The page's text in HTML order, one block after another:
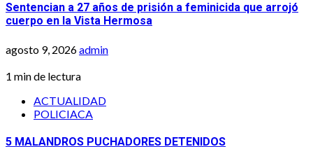
Sentencian a 27 años de prisión a feminicida que arrojó
cuerpo en la Vista Hermosa
agosto 9, 2026admin
1 min de lectura
ACTUALIDAD
POLICIACA
5 MALANDROS PUCHADORES DETENIDOS